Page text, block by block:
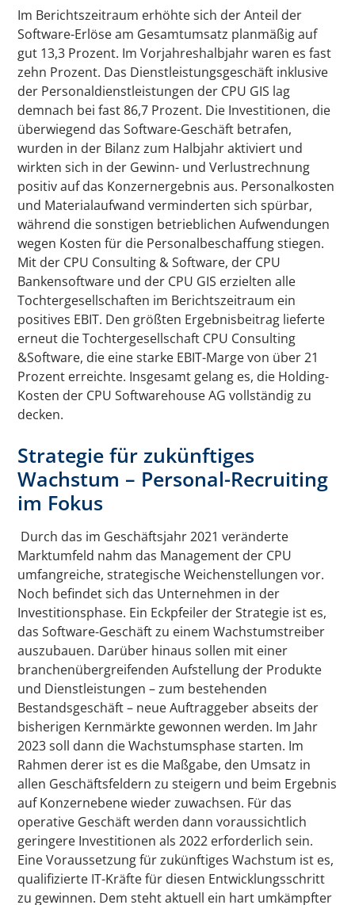
Im Berichtszeitraum erhöhte sich der Anteil der
Software-Erlöse am Gesamtumsatz planmäßig auf
gut 13,3 Prozent. Im Vorjahreshalbjahr waren es fast
zehn Prozent. Das Dienstleistungsgeschäft inklusive
der Personaldienstleistungen der CPU GIS lag
demnach bei fast 86,7 Prozent. Die Investitionen, die
überwiegend das Software-Geschäft betrafen,
wurden in der Bilanz zum Halbjahr aktiviert und
wirkten sich in der Gewinn- und Verlustrechnung
positiv auf das Konzernergebnis aus. Personalkosten
und Materialaufwand verminderten sich spürbar,
während die sonstigen betrieblichen Aufwendungen
wegen Kosten für die Personalbeschaffung stiegen.
Mit der CPU Consulting & Software, der CPU
Bankensoftware und der CPU GIS erzielten alle
Tochtergesellschaften im Berichtszeitraum ein
positives EBIT. Den größten Ergebnisbeitrag lieferte
erneut die Tochtergesellschaft CPU Consulting
&Software, die eine starke EBIT-Marge von über 21
Prozent erreichte. Insgesamt gelang es, die Holding-
Kosten der CPU Softwarehouse AG vollständig zu
decken.
Strategie für zukünftiges
Wachstum – Personal-Recruiting
im Fokus
Durch das im Geschäftsjahr 2021 veränderte
Marktumfeld nahm das Management der CPU
umfangreiche, strategische Weichenstellungen vor.
Noch befindet sich das Unternehmen in der
Investitionsphase. Ein Eckpfeiler der Strategie ist es,
das Software-Geschäft zu einem Wachstumstreiber
auszubauen. Darüber hinaus sollen mit einer
branchenübergreifenden Aufstellung der Produkte
und Dienstleistungen – zum bestehenden
Bestandsgeschäft – neue Auftraggeber abseits der
bisherigen Kernmärkte gewonnen werden. Im Jahr
2023 soll dann die Wachstumsphase starten. Im
Rahmen derer ist es die Maßgabe, den Umsatz in
allen Geschäftsfeldern zu steigern und beim Ergebnis
auf Konzernebene wieder zuwachsen. Für das
operative Geschäft werden dann voraussichtlich
geringere Investitionen als 2022 erforderlich sein.
Eine Voraussetzung für zukünftiges Wachstum ist es,
qualifizierte IT-Kräfte für diesen Entwicklungsschritt
zu gewinnen. Dem steht aktuell ein hart umkämpfter